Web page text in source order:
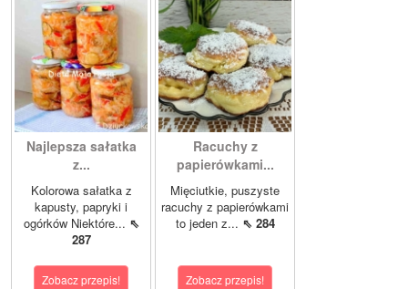
Najlepsza sałatka
z...
Kolorowa sałatka z
kapusty, papryki i
ogórków Niektóre... ⇖
287
Zobacz przepis!
Racuchy z
papierówkami...
Mięciutkie, puszyste
racuchy z papierówkami
to jeden z... ⇖ 284
Zobacz przepis!